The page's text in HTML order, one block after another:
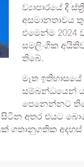
ව්‍යාපාරයේ දී
අසමානතාවය
එමෙන්ම 2024
සමලිංගික
තිබේ.
මෑත
සම්බන්ධයෙන්
පෙනෙන්නට
සිටින අතර එයට
අදහස්